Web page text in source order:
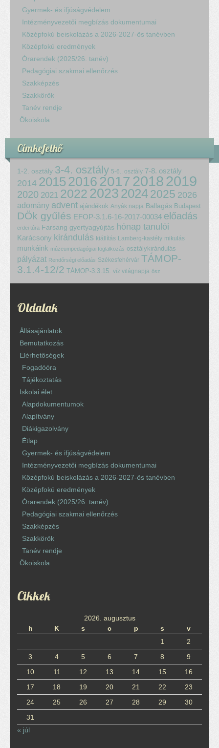
Gyermek- és ifjúságvédelem
Intézményvezetői megbízás dokumentumai
Középfokú beiskolázás a 2026-2027-ös tanévben
Középfokú eredmények
Órarendek (2025/26. tanév)
Pedagógiai szakmai ellenőrzés
Szakképzés
Szakkörök
Tanév rendje
Ökoiskola
Címkefelhő
1-2. osztály 3-4. osztály 5-6.. osztály 7-8. osztály
2014 2015 2016 2017 20182019
2020 2021 2022 2023 20242025 2026
adomány advent ajándékok Anyák napja Ballagás Budapest
DÖk gyűlés EFOP-3.1.6-16-2017-00034 előadás
erdei túra Farsang gyertyagyújtás hónap tanulói
Karácsony kirándulás kiállítás Lamberg-kastély mikulás
munkáink múzeumpedagógiai foglalkozás osztálykirándulás
pályázat Rendőrségi előadás Székesfehérvár TÁMOP-
3.1.4-12/2 TÁMOP-3.3.15. víz világnapja ősz
Oldalak
Állásajánlatok
Bemutatkozás
Elérhetőségek
Fogadóóra
Tájékoztatás
Iskolai élet
Alapdokumentumok
Alapítvány
Diákigazolvány
Étlap
Gyermek- és ifjúságvédelem
Intézményvezetői megbízás dokumentumai
Középfokú beiskolázás a 2026-2027-ös tanévben
Középfokú eredmények
Órarendek (2025/26. tanév)
Pedagógiai szakmai ellenőrzés
Szakképzés
Szakkörök
Tanév rendje
Ökoiskola
Cikkek
2026. augusztus
h
K s c p s
v
1
2
3
4 5 6 7 8
9
10
11 12 13 14 15
16
17
18 19 20 21 22
23
24
25 26 27 28 29
30
31
« júl